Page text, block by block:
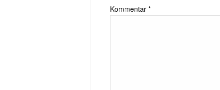
Kommentar *